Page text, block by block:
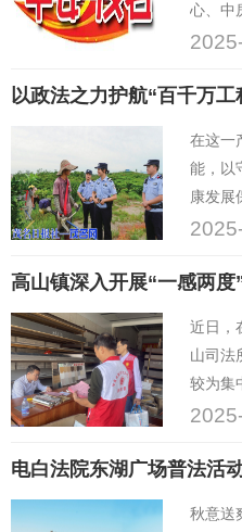
心、中
所开展
以政法之力护航“百千万工
在这一
能，以
康发展
高山镇深入开展“一感两
近日，
山司法
较为集
主题宣
电白法院东湖广场普法活
秋意送